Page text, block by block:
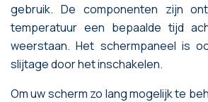
gebruik. De componenten zijn
temperatuur een bepaalde tijd
weerstaan. Het schermpaneel is
slijtage door het inschakelen.
Om uw scherm zo lang mogelijk te